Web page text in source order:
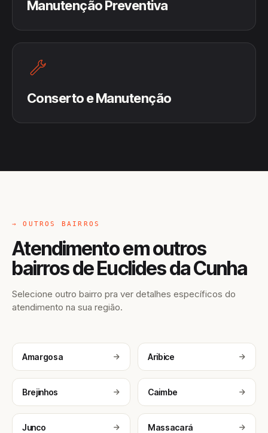
Manutenção Preventiva
Conserto e Manutenção
→ OUTROS BAIRROS
Atendimento em outros
bairros de Euclides da Cunha
Selecione outro bairro pra ver detalhes específicos do
atendimento na sua região.
Amargosa Aribice
Brejinhos Caimbe
Junco Massacará